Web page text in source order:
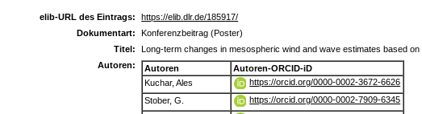
elib-URL des Eintrags:
https://elib.dlr.de/185917/
Dokumentart:
Konferenzbeitrag (Poster)
Titel:
Long-term changes in mesospheric wind and wave estimates based
Autoren:
Autoren
Autoren-ORCID-iD
Kuchar, Ales
https://orcid.org/0000-0002-3672-6626
Stober, G.
https://orcid.org/0000-0002-7909-6345